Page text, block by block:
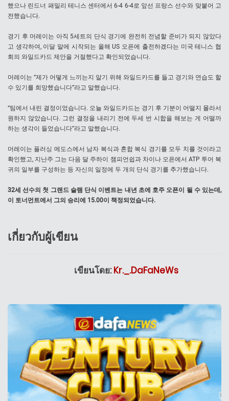
했으나 린드너 패밀리 테니스 센터에서 6-4 6-4로 앞선 프랑스 선수와 맞붙어 고
전했습니다.
경기 후 머레이는 아직 5세트의 단식 경기에 완전히 전념할 준비가 되지 않았다
고 생각하여, 이달 말에 시작되는 올해 US 오픈에 출전하겠다는 미국 테니스 협
회의 와일드카드 제안을 거절했다고 확인되었습니다.
머레이는 “제가 어떻게 느끼는지 알기 위해 와일드카드를 들고 경기와 연습도 할
수 있기를 희망했습니다”라고 말했습니다.
“팀에서 내린 결정이었습니다. 오늘 와일드카드는 경기 후 기분이 어떨지 몰라서
원하지 않았습니다. 그런 결정을 내리기 전에 두세 번 시합을 해보는 게 어떨까
하는 생각이 들었습니다”라고 말했습니다.
머레이는 플러싱 메도스에서 남자 복식과 혼합 복식 경기를 모두 치를 것이라고
확인했고, 지난주 그는 다음 달 주하이 챔피언쉽과 차이나 오픈에서 ATP 투어 복
귀의 일부를 구성하는 등 자신의 일정에 두 개의 단식 경기를 추가했습니다.
32세 선수의 첫 그랜드 슬램 단식 이벤트는 내년 초에 호주 오픈이 될 수 있는데,
이 토너먼트에서 그의 승리에 15.00이 책정되었습니다.
เกี่ยวกับผู้เขียน
เขียนโดย:Kr._.DaFaNeWs